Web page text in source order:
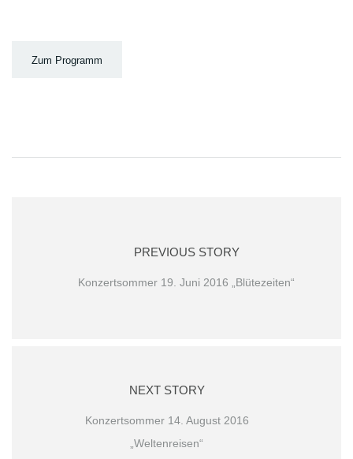
Zum Programm
PREVIOUS STORY
Konzertsommer 19. Juni 2016 „Blütezeiten“
NEXT STORY
Konzertsommer 14. August 2016
„Weltenreisen“